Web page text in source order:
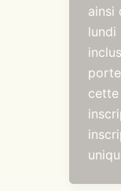
ainsi
lundi